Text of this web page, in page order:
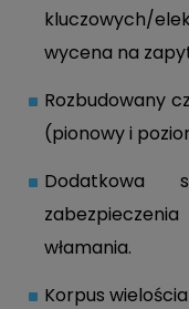
kluczowych/
wycena na
Rozbudowany
(pionowy i
Dodatkowa
włamania.
Korpus